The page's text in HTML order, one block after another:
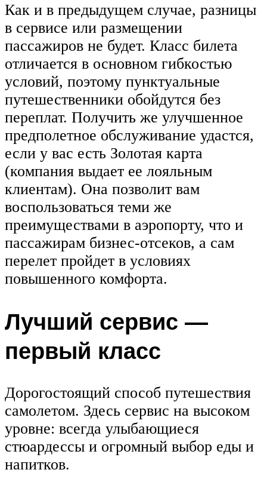
Как и в предыдущем случае, разницы
в сервисе или размещении
пассажиров не будет. Класс билета
отличается в основном гибкостью
условий, поэтому пунктуальные
путешественники обойдутся без
переплат. Получить же улучшенное
предполетное обслуживание удастся,
если у вас есть Золотая карта
(компания выдает ее лояльным
клиентам). Она позволит вам
воспользоваться теми же
преимуществами в аэропорту, что и
пассажирам бизнес-отсеков, а сам
перелет пройдет в условиях
повышенного комфорта.
Лучший сервис —
первый класс
Дорогостоящий способ путешествия
самолетом. Здесь сервис на высоком
уровне: всегда улыбающиеся
стюардессы и огромный выбор еды и
напитков.